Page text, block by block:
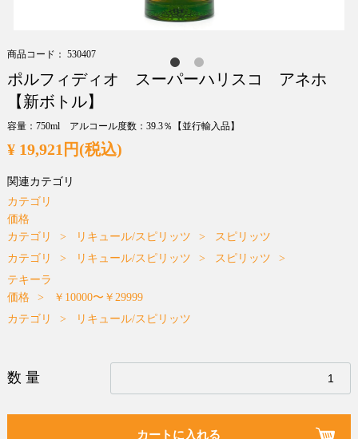
商品コード： 530407
ポルフィディオ スーパーハリスコ アネホ
【新ボトル】
容量：750ml アルコール度数：39.3％【並行輸入品】
¥ 19,921円(税込)
関連カテゴリ
カテゴリ
価格
カテゴリ
リキュール/スピリッツ
スピリッツ
カテゴリ
リキュール/スピリッツ
スピリッツ
テキーラ
価格
￥10000〜￥29999
カテゴリ
リキュール/スピリッツ
数量
カートに入れる